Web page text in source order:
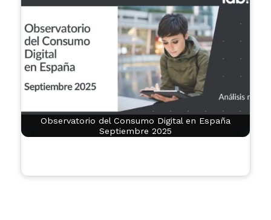
Observatorio del Consumo Digital en España
Septiembre 2025